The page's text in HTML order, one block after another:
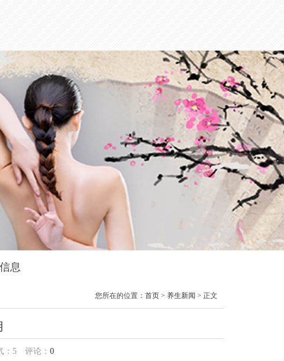
息
您所在的位置： 首页 > 养生新闻 > 正文
5评论： 0